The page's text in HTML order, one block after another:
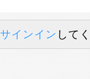
サインイン して